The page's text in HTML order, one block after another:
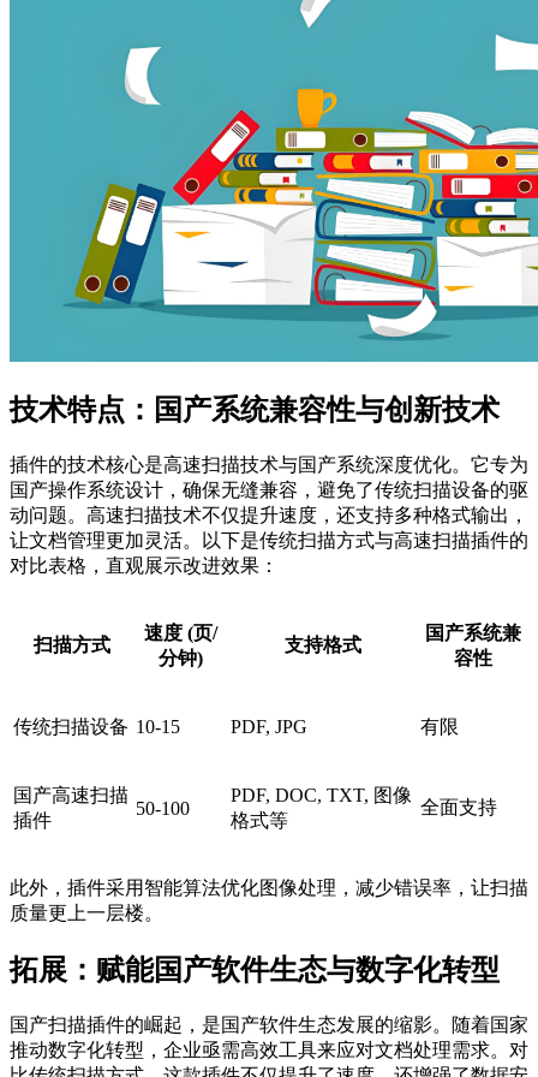
技术特点：国产系统兼容性与创新技术
插件的技术核心是高速扫描技术与国产系统深度优化。它专为
国产操作系统设计，确保无缝兼容，避免了传统扫描设备的驱
动问题。高速扫描技术不仅提升速度，还支持多种格式输出，
让文档管理更加灵活。以下是传统扫描方式与高速扫描插件的
对比表格，直观展示改进效果：
扫描方式
速度 (页/
分钟)
支持格式
国产系统兼
容性
传统扫描设备 10-15 PDF, JPG 有限
国产高速扫描
插件
50-100
PDF, DOC, TXT, 图像
格式等
全面支持
此外，插件采用智能算法优化图像处理，减少错误率，让扫描
质量更上一层楼。
拓展：赋能国产软件生态与数字化转型
国产扫描插件的崛起，是国产软件生态发展的缩影。随着国家
推动数字化转型，企业亟需高效工具来应对文档处理需求。对